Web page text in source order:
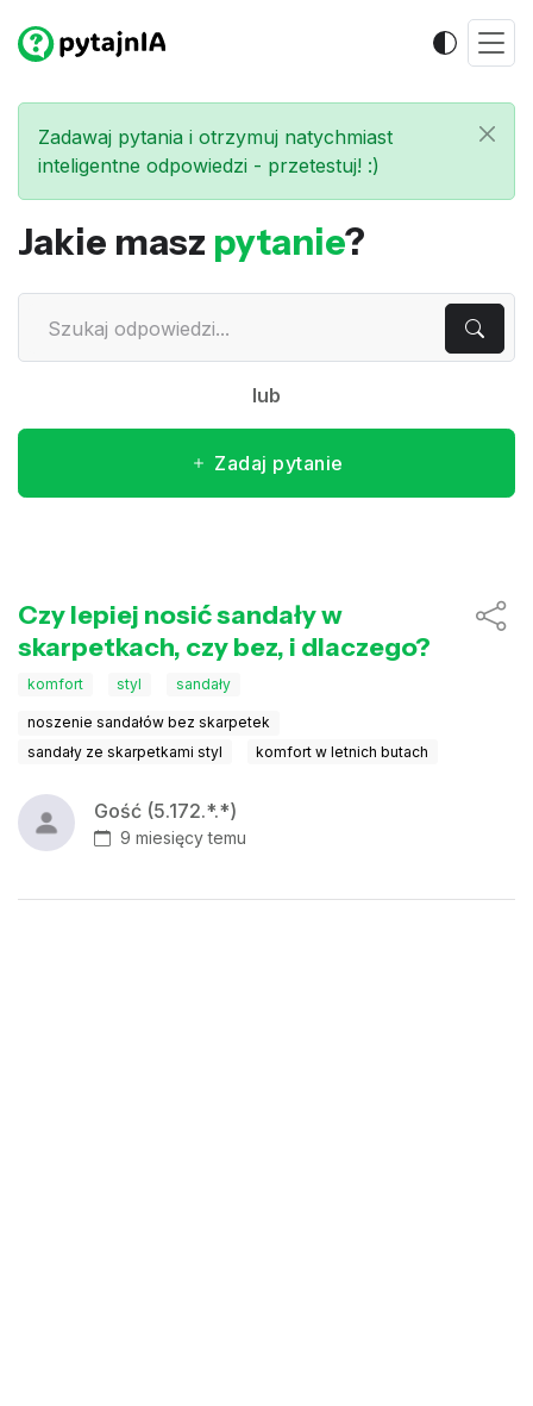
Zadawaj pytania i otrzymuj natychmiast
inteligentne odpowiedzi - przetestuj! :)
Jakie masz pytanie?
lub
Zadaj pytanie
Czy lepiej nosić sandały w
skarpetkach, czy bez, i dlaczego?
komfort styl sandały
noszenie sandałów bez skarpetek
sandały ze skarpetkami styl
komfort w letnich butach
Gość (5.172.*.*)
9 miesięcy temu